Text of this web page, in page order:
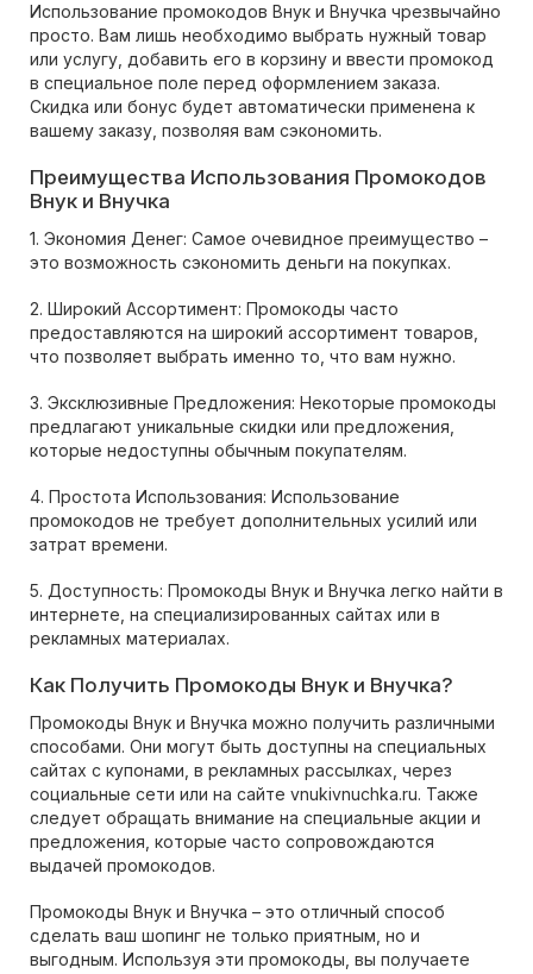
Использование промокодов Внук и Внучка чрезвычайно
просто. Вам лишь необходимо выбрать нужный товар
или услугу, добавить его в корзину и ввести промокод
в специальное поле перед оформлением заказа.
Скидка или бонус будет автоматически применена к
вашему заказу, позволяя вам сэкономить.
Преимущества Использования Промокодов
Внук и Внучка
1. Экономия Денег: Самое очевидное преимущество –
это возможность сэкономить деньги на покупках.
2. Широкий Ассортимент: Промокоды часто
предоставляются на широкий ассортимент товаров,
что позволяет выбрать именно то, что вам нужно.
3. Эксклюзивные Предложения: Некоторые промокоды
предлагают уникальные скидки или предложения,
которые недоступны обычным покупателям.
4. Простота Использования: Использование
промокодов не требует дополнительных усилий или
затрат времени.
5. Доступность: Промокоды Внук и Внучка легко найти в
интернете, на специализированных сайтах или в
рекламных материалах.
Как Получить Промокоды Внук и Внучка?
Промокоды Внук и Внучка можно получить различными
способами. Они могут быть доступны на специальных
сайтах с купонами, в рекламных рассылках, через
социальные сети или на сайте vnukivnuchka.ru. Также
следует обращать внимание на специальные акции и
предложения, которые часто сопровождаются
выдачей промокодов.
Промокоды Внук и Внучка – это отличный способ
сделать ваш шопинг не только приятным, но и
выгодным. Используя эти промокоды, вы получаете